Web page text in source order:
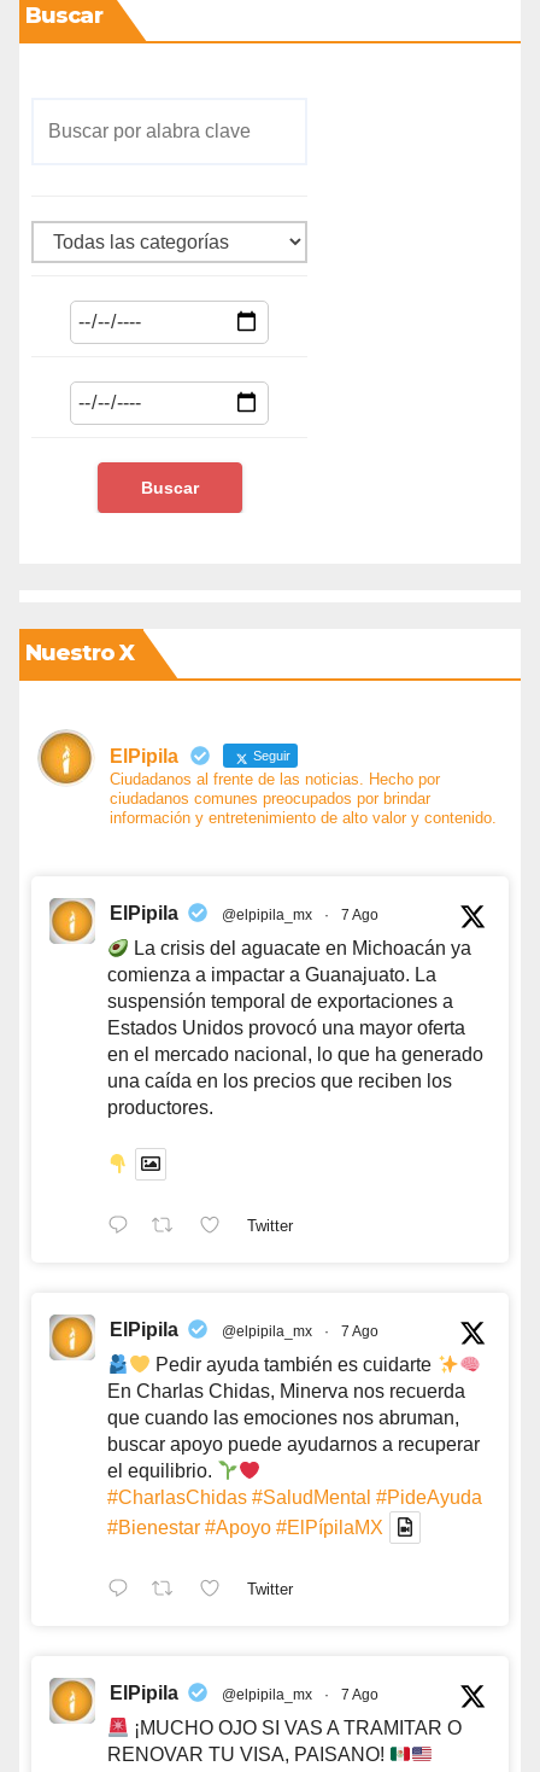
Buscar
Nuestro X
ElPipila Seguir
Ciudadanos al frente de las noticias. Hecho por
ciudadanos comunes preocupados por brindar
información y entretenimiento de alto valor y contenido.
ElPipila @elpipila_mx · 7 Ago
La crisis del aguacate en Michoacán ya
comienza a impactar a Guanajuato. La
suspensión temporal de exportaciones a
Estados Unidos provocó una mayor oferta
en el mercado nacional, lo que ha generado
una caída en los precios que reciben los
productores.
Twitter
ElPipila @elpipila_mx · 7 Ago
Pedir ayuda también es cuidarte
En Charlas Chidas, Minerva nos recuerda
que cuando las emociones nos abruman,
buscar apoyo puede ayudarnos a recuperar
el equilibrio.
#CharlasChidas #SaludMental #PideAyuda
#Bienestar #Apoyo #ElPípilaMX
Twitter
ElPipila @elpipila_mx · 7 Ago
¡MUCHO OJO SI VAS A TRAMITAR O
RENOVAR TU VISA, PAISANO!